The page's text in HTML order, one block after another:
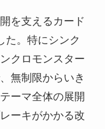
を支えるカード
た。特にシンク
クロモンスター
無制限からいき
ーマ全体の展開
ーキがかかる改